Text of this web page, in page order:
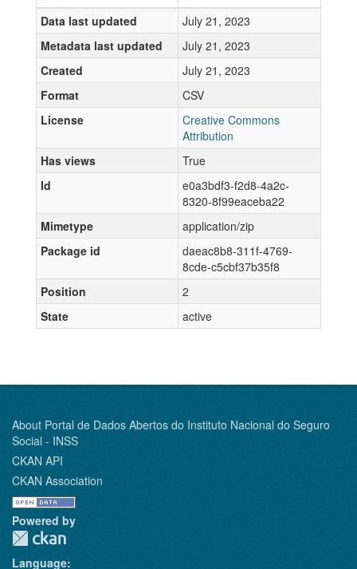
Data last updated
July 21, 2023
Metadata last updated
July 21, 2023
Created
July 21, 2023
Format
CSV
License
Creative Commons
Attribution
Has views
True
Id
e0a3bdf3-f2d8-4a2c-
8320-8f99eaceba22
Mimetype
application/zip
Package id
daeac8b8-311f-4769-
8cde-c5cbf37b35f8
Position
2
State
active
About Portal de Dados Abertos do Instituto Nacional do Seguro
Social - INSS
CKAN API
CKAN Association
Powered by
Language